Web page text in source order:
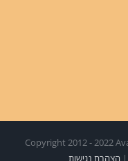
Copyright 2012 - 2022
| הצהרת נגישות